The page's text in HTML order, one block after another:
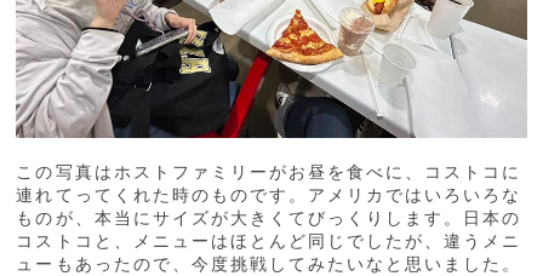
この写真はホストファミリーがお昼を食べに、コストコに
連れてってくれた時のものです。アメリカではいろいろな
ものが、本当にサイズが大きくてびっくりします。日本の
コストコと、メニューはほとんど同じでしたが、違うメニ
ューもあったので、今度挑戦してみたいなと思いました。